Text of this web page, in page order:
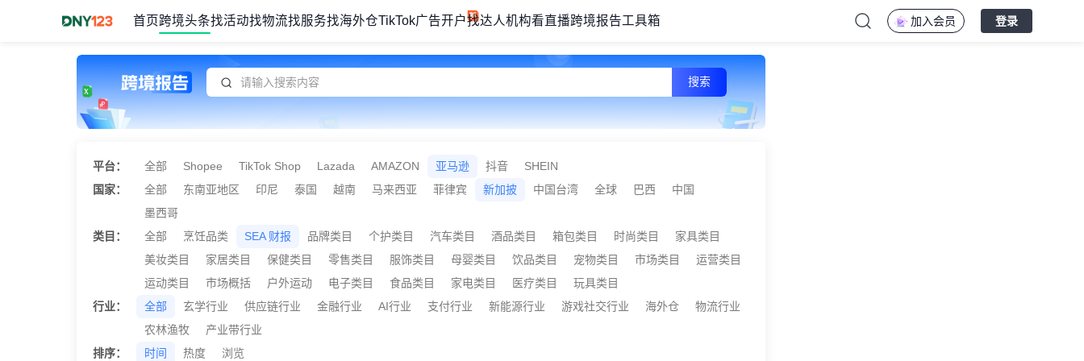
首页 跨境头条找活动找物流找服务找海外仓TikTok广告开户找达人机构看直播跨境报告工具箱 加入会员 登录
搜索
平台： 全部 Shopee TikTok Shop Lazada AMAZON 亚马逊 抖音
SHEIN
国家：
全部 东南亚地区 印尼 泰国 越南 马来西亚 菲律宾 新加披 中国台湾 全球 巴西
中国
墨西哥
类目：
全部 烹饪品类 SEA 财报 品牌类目 个护类目 汽车类目 酒品类目 箱包类目 时尚类目
家具类目
美妆类目
家居类目 保健类目 零售类目 服饰类目 母婴类目 饮品类目 宠物类目 市场类目
运营类目
运动类目
市场概括 户外运动 电子类目 食品类目 家电类目 医疗类目
玩具类目
行业：
全部 玄学行业 供应链行业 金融行业 AI行业 支付行业 新能源行业 游戏社交行业 海外仓
物流行业
农林渔牧
产业带行业
排序：
时间 热度 浏览